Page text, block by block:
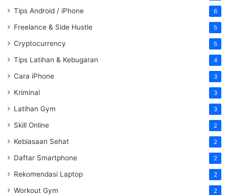
Tips Android / iPhone 6
Freelance & Side Hustle 5
Cryptocurrency 5
Tips Latihan & Kebugaran 4
Cara iPhone 3
Kriminal 3
Latihan Gym 3
Skill Online 2
Kebiasaan Sehat 2
Daftar Smartphone 2
Rekomendasi Laptop 2
Workout Gym 2